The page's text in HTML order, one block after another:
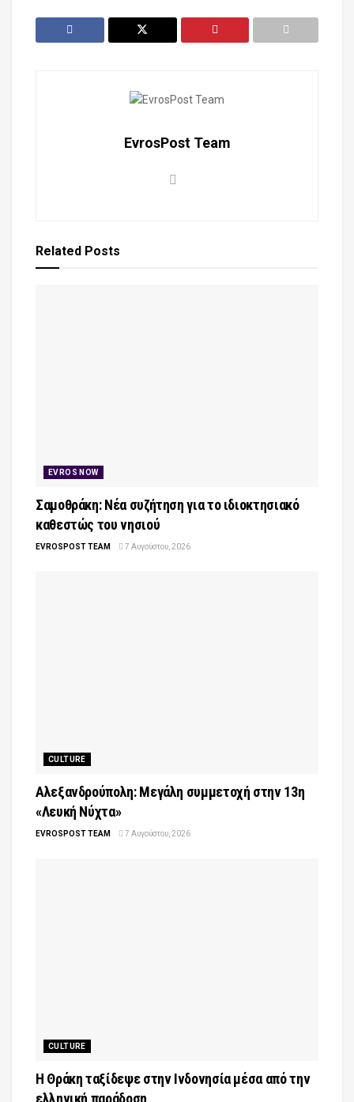
EvrosPost Team
Related Posts
EVROS NOW
Σαμοθράκη: Νέα συζήτηση για το ιδιοκτησιακό
καθεστώς του νησιού
EVROSPOST TEAM 7 Αυγούστου, 2026
CULTURE
Αλεξανδρούπολη: Μεγάλη συμμετοχή στην 13η
«Λευκή Νύχτα»
EVROSPOST TEAM 7 Αυγούστου, 2026
CULTURE
Η Θράκη ταξίδεψε στην Ινδονησία μέσα από την